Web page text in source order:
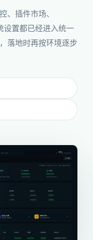
、插件市场、
设置都已经进入统一
落地时再按环境逐步